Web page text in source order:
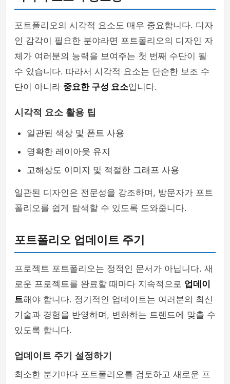
포트폴리오의 시각적 요소도 매우 중요합니다. 디자
인 감각이 필요한 분야라면 포트폴리오의 디자인 자
체가 여러분의 능력을 보여주는 첫 번째 수단이 될
수 있습니다. 따라서 시각적 요소는 단순한 보조 수
단이 아니라 중요한 구성 요소입니다.
시각적 요소 활용 팁
일관된 색상 및 폰트 사용
명확한 레이아웃 유지
고해상도 이미지 및 적절한 그래프 사용
일관된 디자인은 전문성을 강조하며, 방문자가 포트
폴리오를 쉽게 탐색할 수 있도록 도와줍니다.
포트폴리오 업데이트 주기
프로젝트 포트폴리오는 정적인 문서가 아닙니다. 새
로운 프로젝트를 완료할 때마다 지속적으로 업데이
트해야 합니다. 정기적인 업데이트는 여러분의 최신
기술과 경험을 반영하며, 변화하는 트렌드에 맞출 수
있도록 합니다.
업데이트 주기 설정하기
최소한 분기마다 포트폴리오를 검토하고 새로운 프